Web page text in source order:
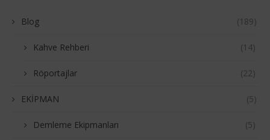
Blog (189)
Kahve Rehberi (14)
Röportajlar (22)
EKİPMAN (5)
Demleme Ekipmanları (5)